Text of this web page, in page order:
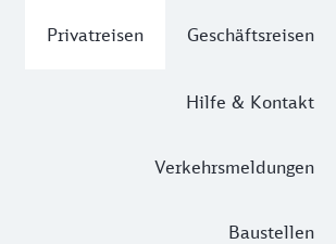
Privatreisen Geschäftsreisen
Hilfe & Kontakt
Verkehrsmeldungen
Baustellen